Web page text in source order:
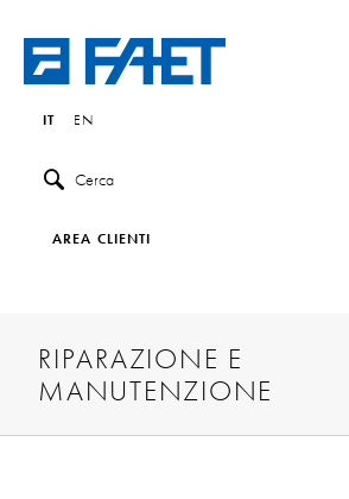
IT EN
Cerca
AREA CLIENTI
RIPARAZIONE E
MANUTENZIONE